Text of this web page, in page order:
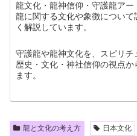
龍文化・龍神信仰・守護龍アー
龍に関する文化や象徴につい
く解説しています。
守護龍や龍神文化を、スピリチ
歴史・文化・神社信仰の視点
ます。
龍と文化の考え方 日本文化